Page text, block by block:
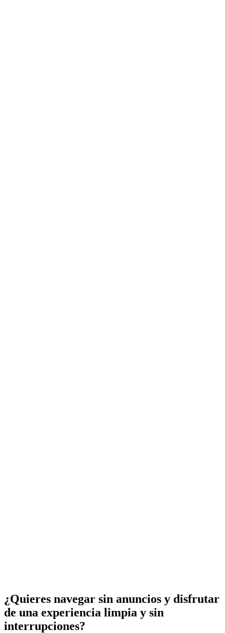
¿Quieres navegar sin anuncios y disfrutar
de una experiencia limpia y sin
interrupciones?